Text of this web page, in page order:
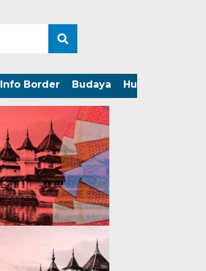
Info Border Budaya Hukum